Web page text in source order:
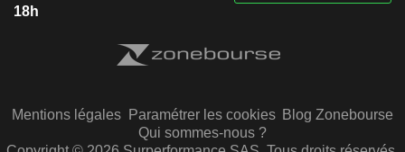
18h
Mentions légales Paramétrer les cookies Blog Zonebourse
Qui sommes-nous ?